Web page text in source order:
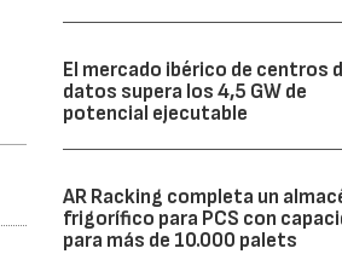
El mercado ibérico de centros
datos supera los 4,5 GW de
potencial ejecutable
AR Racking completa un
frigorífico para PCS con
para más de 10.000 palets